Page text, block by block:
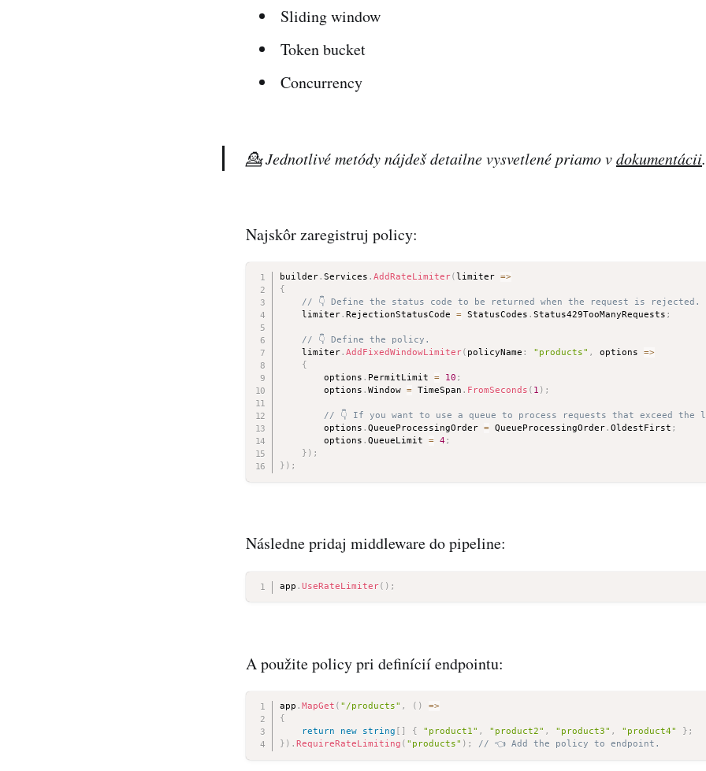
Sliding window
Token bucket
Concurrency
💁 Jednotlivé metódy nájdeš detailne vysvetlené priamo vdokumentácii.
Najskôr zaregistruj policy:
builder. Services . AddRateLimiter( limiter =>
{
// 👇 Define the status code to be returned when the request is rejected.
    limiter
. RejectionStatusCode = StatusCodes . Status429TooManyRequests ;
// 👇 Define the policy.
    limiter
. AddFixedWindowLimiter( policyName : "products" , options =>
{
        options
. PermitLimit = 10 ;
        options
. Window = TimeSpan . FromSeconds ( 1 ) ;
// 👇 If you want to use a queue to process requests that exceed
        options
. QueueProcessingOrder = QueueProcessingOrder. OldestFirst ;
        options
. QueueLimit = 4;
} ) ;
} ) ;
Následne pridaj middleware do pipeline:
app . UseRateLimiter( ) ;
A použite policy pri definícií endpointu:
app . MapGet ( "/products" , ( )
=>
{
return
new string { "product1" , "product2" , "product3" , "product4" } ;
} ) . RequireRateLimiting ( "products" ) ; // 👈 Add the policy to endpoint.